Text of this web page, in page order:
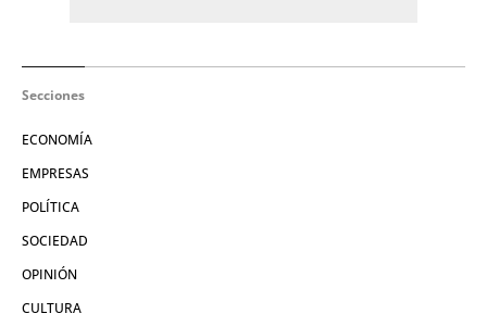
Secciones
ECONOMÍA
EMPRESAS
POLÍTICA
SOCIEDAD
OPINIÓN
CULTURA